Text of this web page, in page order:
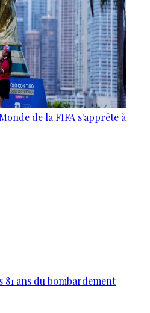
de la FIFA s'apprête à
ans du bombardement